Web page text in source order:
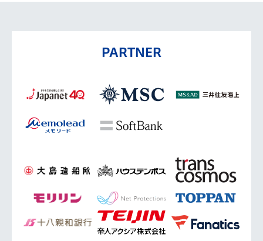
PARTNER